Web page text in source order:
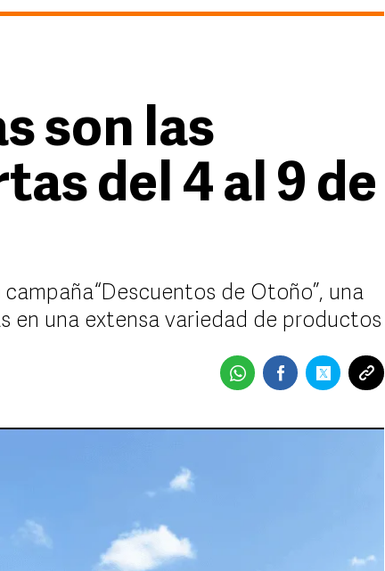
son las
del 4 al 9 de
“Descuentos de Otoño”, una
en una extensa variedad de productos